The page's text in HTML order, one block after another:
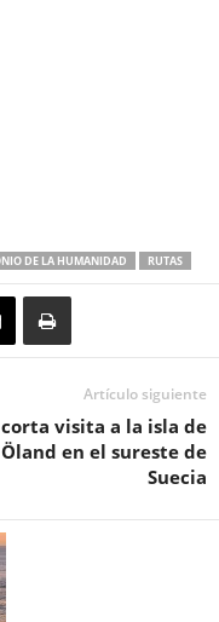
DE LA HUMANIDAD RUTAS
Artículo siguiente
visita a la isla de
Öland en el sureste de
Suecia